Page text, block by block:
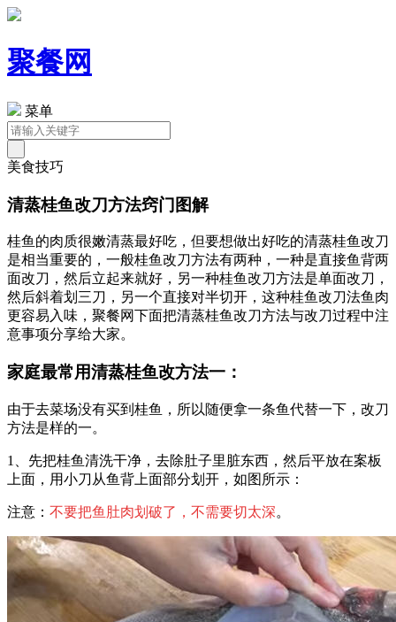
聚餐网
菜单
美食技巧
清蒸桂鱼改刀方法窍门图解
桂鱼的肉质很嫩清蒸最好吃，但要想做出好吃的清蒸桂鱼改刀
是相当重要的，一般桂鱼改刀方法有两种，一种是直接鱼背两
面改刀，然后立起来就好，另一种桂鱼改刀方法是单面改刀，
然后斜着划三刀，另一个直接对半切开，这种桂鱼改刀法鱼肉
更容易入味，聚餐网下面把清蒸桂鱼改刀方法与改刀过程中注
意事项分享给大家。
家庭最常用清蒸桂鱼改方法一：
由于去菜场没有买到桂鱼，所以随便拿一条鱼代替一下，改刀
方法是样的一。
1、先把桂鱼清洗干净，去除肚子里脏东西，然后平放在案板
上面，用小刀从鱼背上面部分划开，如图所示：
注意： 不要把鱼肚肉划破了，不需要切太深。